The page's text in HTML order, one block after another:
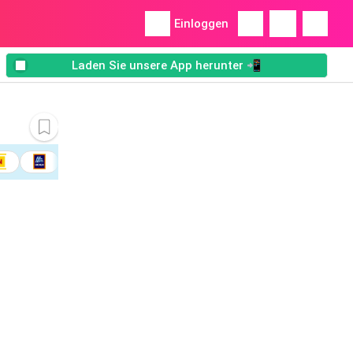
Einloggen
Laden Sie unsere App herunter 📲